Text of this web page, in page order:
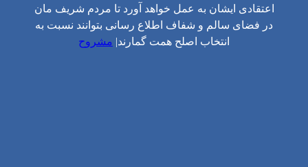
اعتقادی ایشان به عمل خواهد آورد تا مردم شریف مان
در فضای سالم و شفاف اطلاع رسانی بتوانند نسبت به
انتخاب اصلح همت گمارند| مشروح